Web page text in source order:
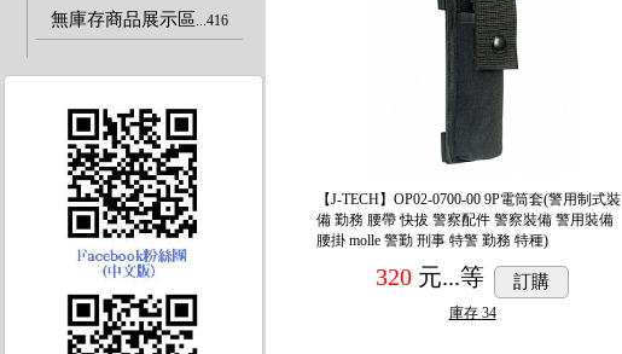
無庫存商品展示區...416
【J-TECH】OP02-0700-00 9P電筒套(警用制式裝
備 勤務 腰帶 快拔 警察配件 警察裝備 警用裝備
腰掛 molle 警勤 刑事 特警 勤務 特種)
320 元...等 訂購
庫存 34